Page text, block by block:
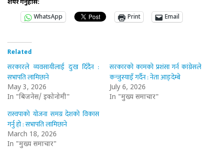
शेयर गर्नुहोस:
WhatsApp
Print Email
Related
सरकारले व्यवसायीलाई दुःख दिँदैन :
सभापति लामिछाने
May 3, 2026
In "बिजनेस/ इकोनोमी"
सरकारको कामको प्रशंसा गर्न कांग्रेसले
कन्जुस्याइँ गर्दैन : नेता आङ्देम्बे
July 6, 2026
In "मुख्य समाचार"
रास्वपाको योजना समग्र देशको विकास
गर्नु हो : सभापति लामिछाने
March 18, 2026
In "मुख्य समाचार"